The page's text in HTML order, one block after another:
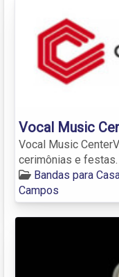
Vocal Music
Vocal Music
cerimônias e festas.
Bandas para
Campos